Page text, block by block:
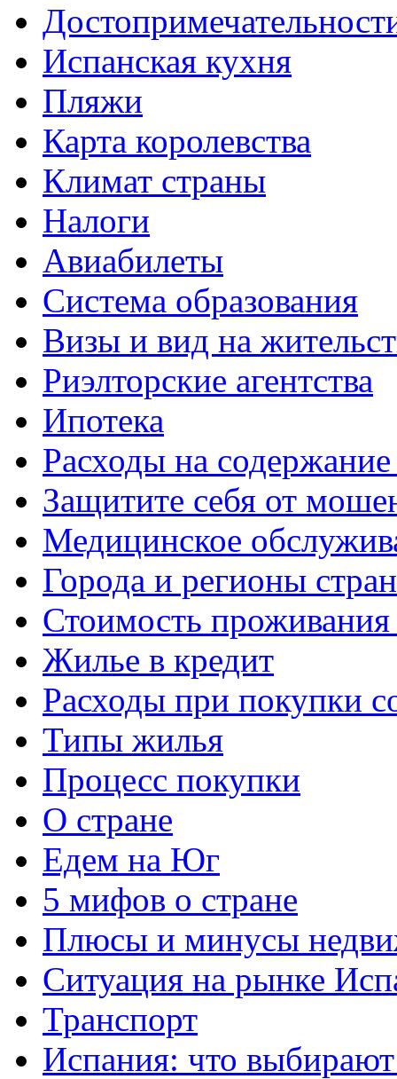
Испанская кухня
Пляжи
Карта королевства
Климат страны
Налоги
Авиабилеты
Система образования
Визы и вид на
Риэлторские агентства
Ипотека
Расходы на
Защитите себя от
Медицинское
Города и регионы
Стоимость проживания
Жилье в кредит
Расходы при покупки
Типы жилья
Процесс покупки
О стране
Едем на Юг
5 мифов о стране
Плюсы и минусы
Ситуация на рынке
Транспорт
Испания: что